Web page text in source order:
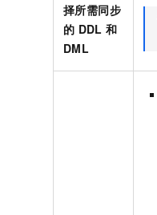
择所需同步
的 DDL 和
DML